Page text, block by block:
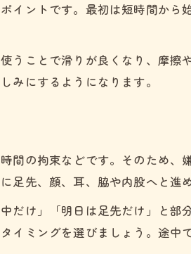
イントです。最初は短時間から
うことで滑りが良くなり、摩
みにするようになります。
間の拘束などです。そのため
先、顔、耳、脇や内股へと進
け」「明日は足先だけ」と部
イミングを選びましょう。途中